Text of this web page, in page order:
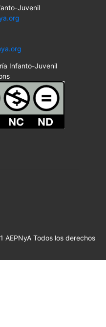
Juvenil
Infanto-Juvenil
AEPNyA Todos los derechos